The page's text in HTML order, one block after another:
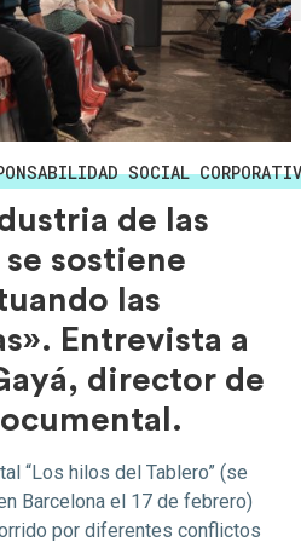
SOCIAL
de las
se sostiene
las
Entrevista a
director de
“Los hilos del Tablero” (se
Barcelona el 17 de febrero)
por diferentes conflictos